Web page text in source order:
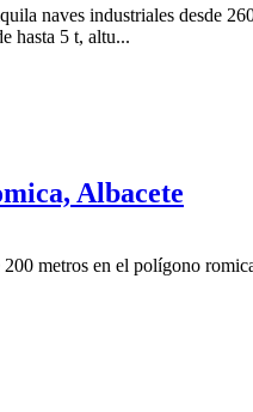
naves industriales desde
hasta 5 t, altu...
Albacete
200 metros en el polígono